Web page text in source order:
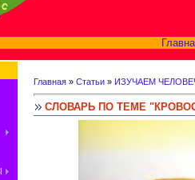
Главная » Статьи » ИЗУЧАЕМ
СЛОВАРЬ ПО ТЕМЕ